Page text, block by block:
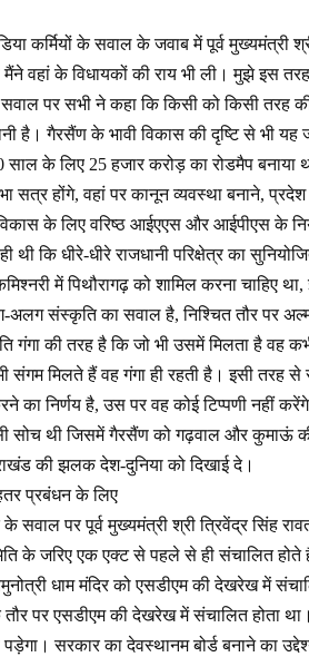
कर्मियों के सवाल के जवाब में पूर्व मुख्यमंत्री
वहां के विधायकों की राय भी ली। मुझे इस
पर सभी ने कहा कि किसी को किसी तरह की
है। गैरसैंण के भावी विकास की दृष्टि से भी
साल के लिए 25 हजार करोड़ का रोडमैप
होंगे, वहां पर कानून व्यवस्था बनाने, प्रदेश
विकास के लिए वरिष्ठ आईएएस और आईपीएस के
कि धीरे-धीरे राजधानी परिक्षेत्र का
में पिथौरागढ़ को शामिल करना चाहिए
संस्कृति का सवाल है, निश्चित तौर पर
की तरह है कि जो भी उसमें मिलता है वह
मिलते हैं वह गंगा ही रहती है। इसी तरह
का निर्णय है, उस पर वह कोई टिप्पणी नहीं
सोच थी जिसमें गैरसैंण को गढ़वाल और
की झलक देश-दुनिया को दिखाई दे।
प्रबंधन के लिए
के सवाल पर पूर्व मुख्यमंत्री श्री त्रिवेंद्र सिंह
के जरिए एक एक्ट से पहले से ही संचालित
धाम मंदिर को एसडीएम की देखरेख में
तौर पर एसडीएम की देखरेख में संचालित होता
सरकार का देवस्थानम बोर्ड बनाने का